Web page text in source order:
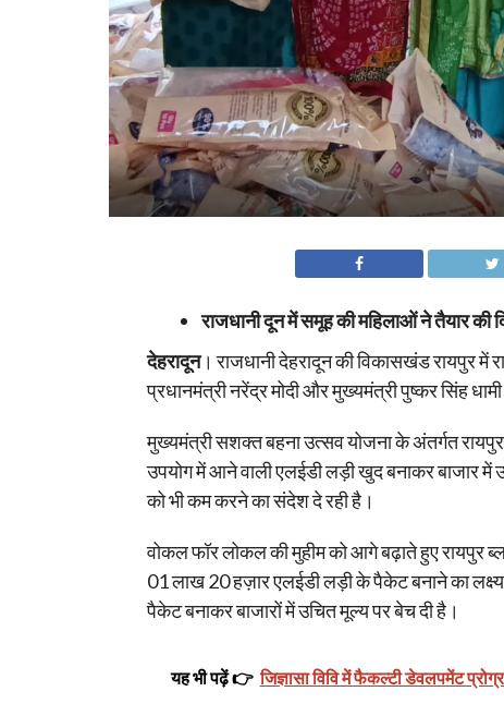
राजधानी दून में समूह की महिलाओं ने तैयार की
देहरादून। राजधानी देहरादून की विकासखंड रायपुर में
प्रधानमंत्री नरेंद्र मोदी और मुख्यमंत्री पुष्कर सिंह
मुख्यमंत्री सशक्त बहना उत्सव योजना के अंतर्गत
उपयोग में आने वाली एलईडी लड़ी खुद बनाकर बाजार में
को भी कम करने का संदेश दे रही है।
वोकल फॉर लोकल की मुहीम को आगे बढ़ाते हुए रायपुर
01 लाख 20 हज़ार एलईडी लड़ी के पैकेट बनाने का
पैकेट बनाकर बाजारों में उचित मूल्य पर बेच दी है।
यह भी पढ़ें 👉 जिज्ञासा विवि में फैकल्टी डेवलपमेंट